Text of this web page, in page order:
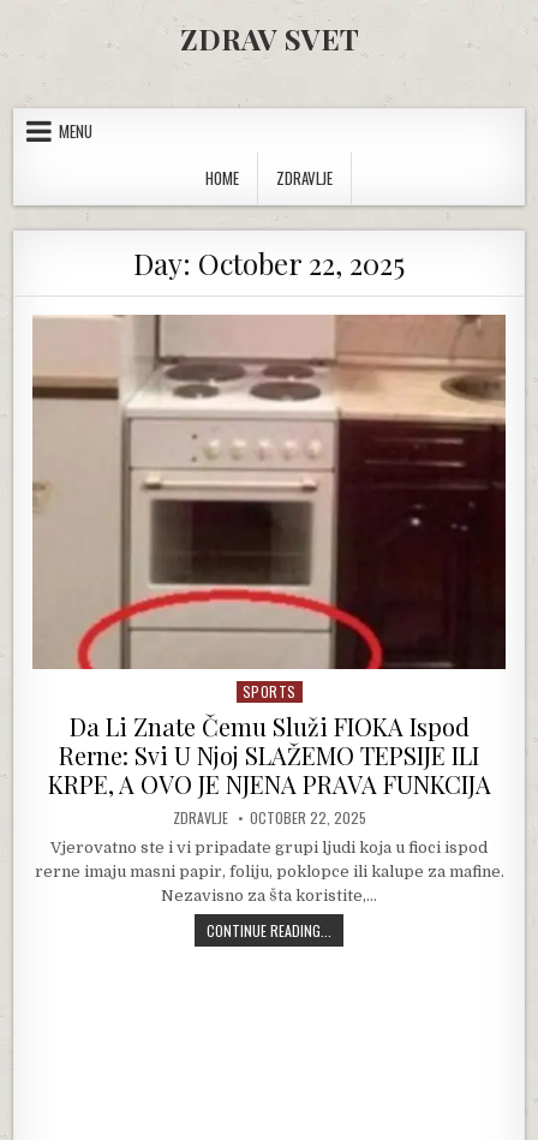
ZDRAV SVET
MENU
HOME
ZDRAVLJE
Day: October 22, 2025
Posted in
SPORTS
Da Li Znate Čemu Služi FIOKA Ispod
Rerne: Svi U Njoj SLAŽEMO TEPSIJE ILI
KRPE, A OVO JE NJENA PRAVA FUNKCIJA
AUTHOR:
ZDRAVLJE PUBLISHED DATE:
OCTOBER 22, 2025
Vjerovatno ste i vi pripadate grupi ljudi koja u fioci ispod
rerne imaju masni papir, foliju, poklopce ili kalupe za mafine.
Nezavisno za šta koristite,…
CONTINUE READING...